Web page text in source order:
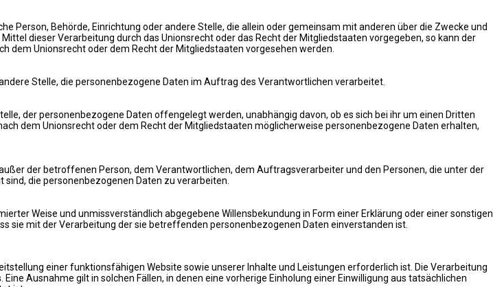
Behörde, Einrichtung oder andere Stelle, die allein oder gemeinsam mit anderen über die Zwecke und
dieser Verarbeitung durch das Unionsrecht oder das Recht der Mitgliedstaaten vorgegeben, so kann der
dem Unionsrecht oder dem Recht der Mitgliedstaaten vorgesehen werden.
Stelle, die personenbezogene Daten im Auftrag des Verantwortlichen verarbeitet.
der personenbezogene Daten offengelegt werden, unabhängig davon, ob es sich bei ihr um einen Dritten
dem Unionsrecht oder dem Recht der Mitgliedstaaten möglicherweise personenbezogene Daten erhalten,
der betroffenen Person, dem Verantwortlichen, dem Auftragsverarbeiter und den Personen, die unter der
die personenbezogenen Daten zu verarbeiten.
Weise und unmissverständlich abgegebene Willensbekundung in Form einer Erklärung oder einer sonstigen
sie mit der Verarbeitung der sie betreffenden personenbezogenen Daten einverstanden ist.
einer funktionsfähigen Website sowie unserer Inhalte und Leistungen erforderlich ist. Die Verarbeitung
Ausnahme gilt in solchen Fällen, in denen eine vorherige Einholung einer Einwilligung aus tatsächlichen